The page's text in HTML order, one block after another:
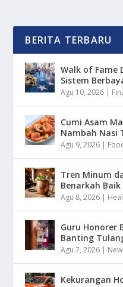
BERITA TERBARU
Walk of Fame
Sistem
Agu 10, 2026 |
Cumi Asam
Nambah Nasi
Agu 9, 2026 |
Tren Minum
Benarkah
Agu 8, 2026 |
Guru Honorer
Banting
Agu 7, 2026 |
Kekurangan